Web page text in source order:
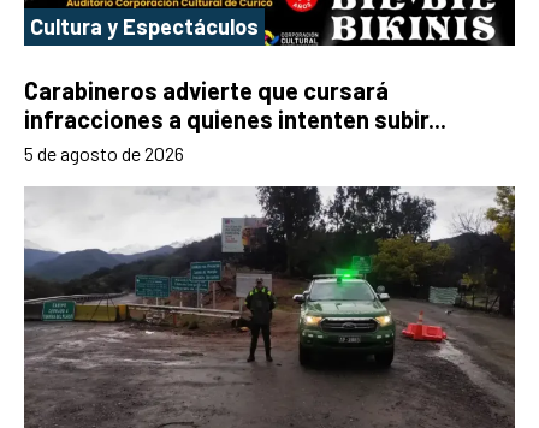
Cultura y Espectáculos
Carabineros advierte que cursará
infracciones a quienes intenten subir...
5 de agosto de 2026